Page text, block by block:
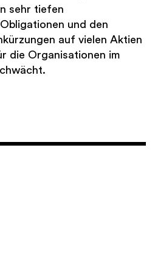
sehr tiefen
und den
auf vielen Aktien
die Organisationen im